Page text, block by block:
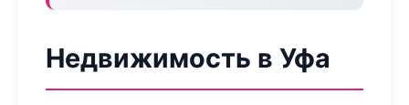
Недвижимость в Уфа